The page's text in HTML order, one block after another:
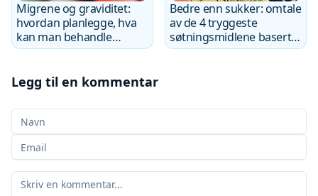
Migrene og graviditet:
hvordan planlegge, hva
kan man behandle
sikkert?
Bedre enn sukker: omtale
av de 4 tryggeste
søtningsmidlene basert
på forskning
Legg til en kommentar
Ditt navn
Din e-post
Din kommentar